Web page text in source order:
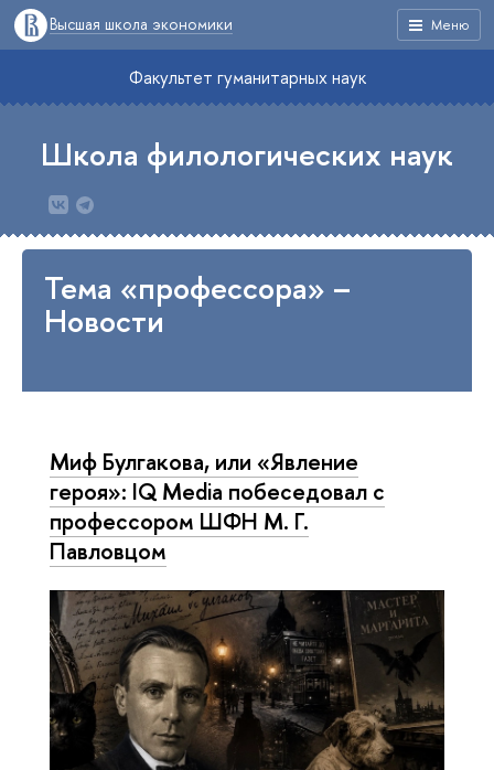
Меню
Высшая школа экономики
Факультет гуманитарных наук
Школа филологических наук
Тема «профессора» –
Новости
Миф Булгакова, или «Явление
героя»: IQ Media побеседовал с
профессором ШФН М. Г.
Павловцом